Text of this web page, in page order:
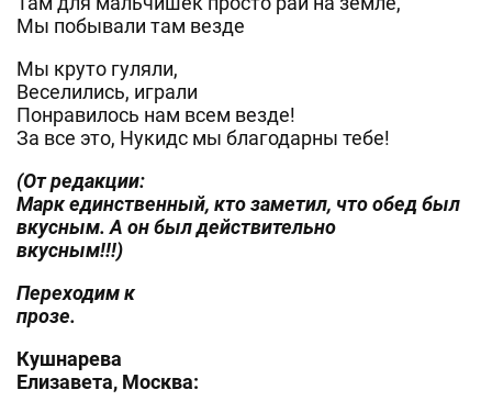
Мы побывали там везде
Мы круто гуляли,
Веселились, играли
Понравилось нам всем везде!
За все это, Нукидс мы благодарны тебе!
(От редакции:
Марк единственный, кто заметил, что обед был
вкусным. А он был действительно
вкусным!!!)
Переходим к
прозе.
Кушнарева
Елизавета, Москва: